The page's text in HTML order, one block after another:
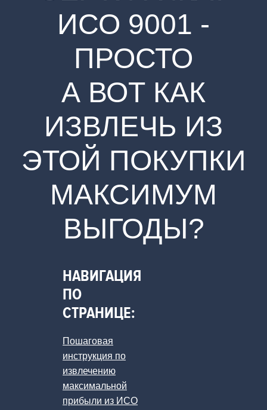
ИСО 9001 -
ПРОСТО
А ВОТ КАК
ИЗВЛЕЧЬ ИЗ
ЭТОЙ ПОКУПКИ
МАКСИМУМ
ВЫГОДЫ?
НАВИГАЦИЯ
ПО
СТРАНИЦЕ:
Пошаговая
инструкция по
извлечению
максимальной
прибыли из ИСО